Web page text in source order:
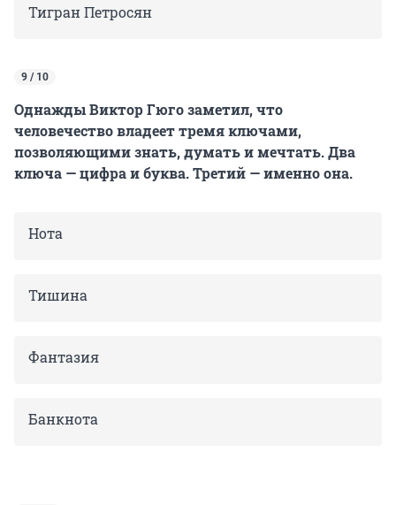
Тигран Петросян
9 / 10
Однажды Виктор Гюго заметил, что
человечество владеет тремя ключами,
позволяющими знать, думать и мечтать. Два
ключа — цифра и буква. Третий — именно она.
Нота
Тишина
Фантазия
Банкнота